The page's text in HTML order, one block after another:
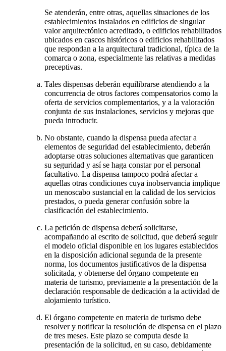
Se atenderán, entre otras, aquellas situaciones de los
establecimientos instalados en edificios de singular
valor arquitectónico acreditado, o edificios rehabilitados
ubicados en cascos históricos o edificios rehabilitados
que respondan a la arquitectural tradicional, típica de la
comarca o zona, especialmente las relativas a medidas
preceptivas.
Tales dispensas deberán equilibrarse atendiendo a la
concurrencia de otros factores compensatorios como la
oferta de servicios complementarios, y a la valoración
conjunta de sus instalaciones, servicios y mejoras que
pueda introducir.
No obstante, cuando la dispensa pueda afectar a
elementos de seguridad del establecimiento, deberán
adoptarse otras soluciones alternativas que garanticen
su seguridad y así se haga constar por el personal
facultativo. La dispensa tampoco podrá afectar a
aquellas otras condiciones cuya inobservancia implique
un menoscabo sustancial en la calidad de los servicios
prestados, o pueda generar confusión sobre la
clasificación del establecimiento.
La petición de dispensa deberá solicitarse,
acompañando al escrito de solicitud, que deberá seguir
el modelo oficial disponible en los lugares establecidos
en la disposición adicional segunda de la presente
norma, los documentos justificativos de la dispensa
solicitada, y obtenerse del órgano competente en
materia de turismo, previamente a la presentación de la
declaración responsable de dedicación a la actividad de
alojamiento turístico.
El órgano competente en materia de turismo debe
resolver y notificar la resolución de dispensa en el plazo
de tres meses. Este plazo se computa desde la
presentación de la solicitud, en su caso, debidamente